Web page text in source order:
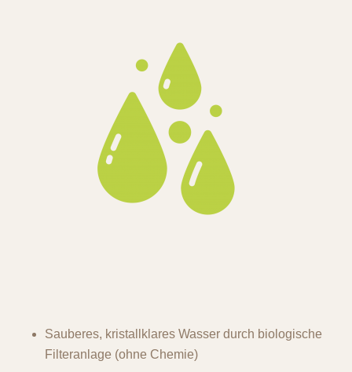
Sauberes, kristallklares Wasser durch biologische
Filteranlage (ohne Chemie)